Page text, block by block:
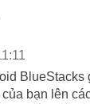
BlueStacks
bạn lên